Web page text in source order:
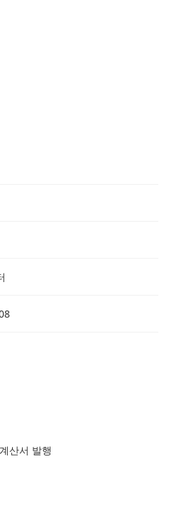
산서 발행